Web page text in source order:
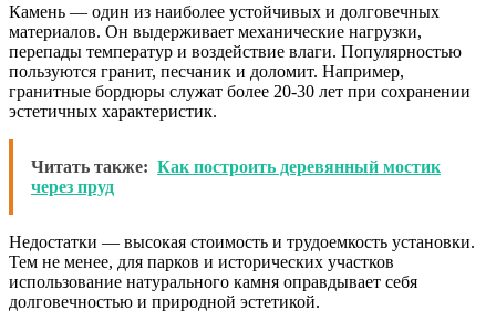
Камень — один из наиболее устойчивых и долговечных
материалов. Он выдерживает механические нагрузки,
перепады температур и воздействие влаги. Популярностью
пользуются гранит, песчаник и доломит. Например,
гранитные бордюры служат более 20-30 лет при сохранении
эстетичных характеристик.
Читать также: Как построить деревянный мостик
через пруд
Недостатки — высокая стоимость и трудоемкость установки.
Тем не менее, для парков и исторических участков
использование натурального камня оправдывает себя
долговечностью и природной эстетикой.